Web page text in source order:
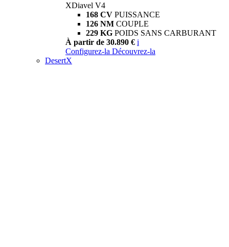
XDiavel V4
168 CV PUISSANCE
126 NM COUPLE
229 KG POIDS SANS CARBURANT
À partir de 30.890 € i
Configurez-la Découvrez-la
DesertX